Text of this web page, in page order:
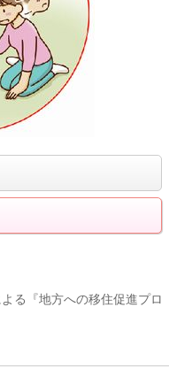
る『地方への移住促進プロ